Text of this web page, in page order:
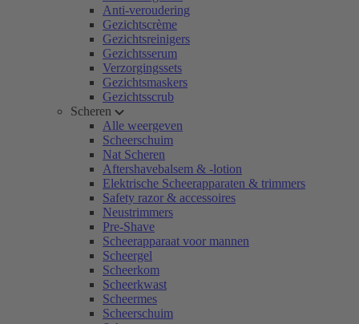
Anti-veroudering
Gezichtscrème
Gezichtsreinigers
Gezichtsserum
Verzorgingssets
Gezichtsmaskers
Gezichtsscrub
Scheren
Alle weergeven
Scheerschuim
Nat Scheren
Aftershavebalsem & -lotion
Elektrische Scheerapparaten & trimmers
Safety razor & accessoires
Neustrimmers
Pre-Shave
Scheerapparaat voor mannen
Scheergel
Scheerkom
Scheerkwast
Scheermes
Scheerschuim